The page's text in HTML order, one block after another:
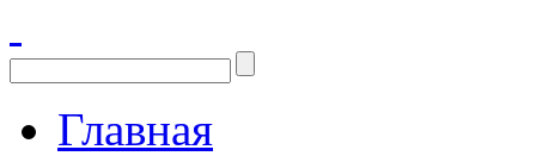
Главная